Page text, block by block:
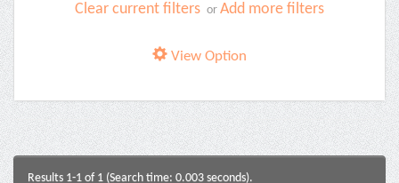
Clear current filters or Add more filters
View Option
Results 1-1 of 1 (Search time: 0.003 seconds).